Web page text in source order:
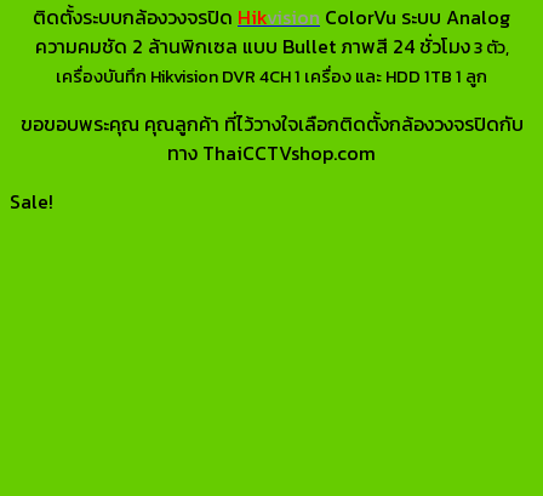
ติดตั้งระบบกล้องวงจรปิด Hikvision ColorVu ระบบ Analog
ความคมชัด 2 ล้านพิกเซล แบบ Bullet ภาพสี 24 ชั่วโมง3 ตัว,
เครื่องบันทึก Hikvision DVR 4CH 1 เครื่อง และ HDD 1TB 1 ลูก
ขอขอบพระคุณ คุณลูกค้า ที่ไว้วางใจเลือกติดตั้งกล้องวงจรปิดกับ
ทาง ThaiCCTVshop.com
Sale!